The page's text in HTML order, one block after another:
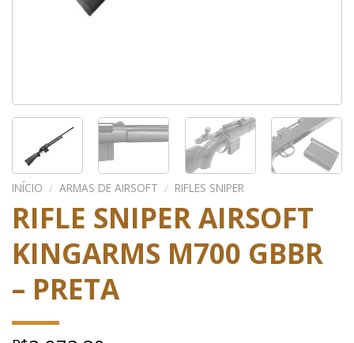
INÍCIO / ARMAS DE AIRSOFT / RIFLES SNIPER
RIFLE SNIPER AIRSOFT
KINGARMS M700 GBBR
– PRETA